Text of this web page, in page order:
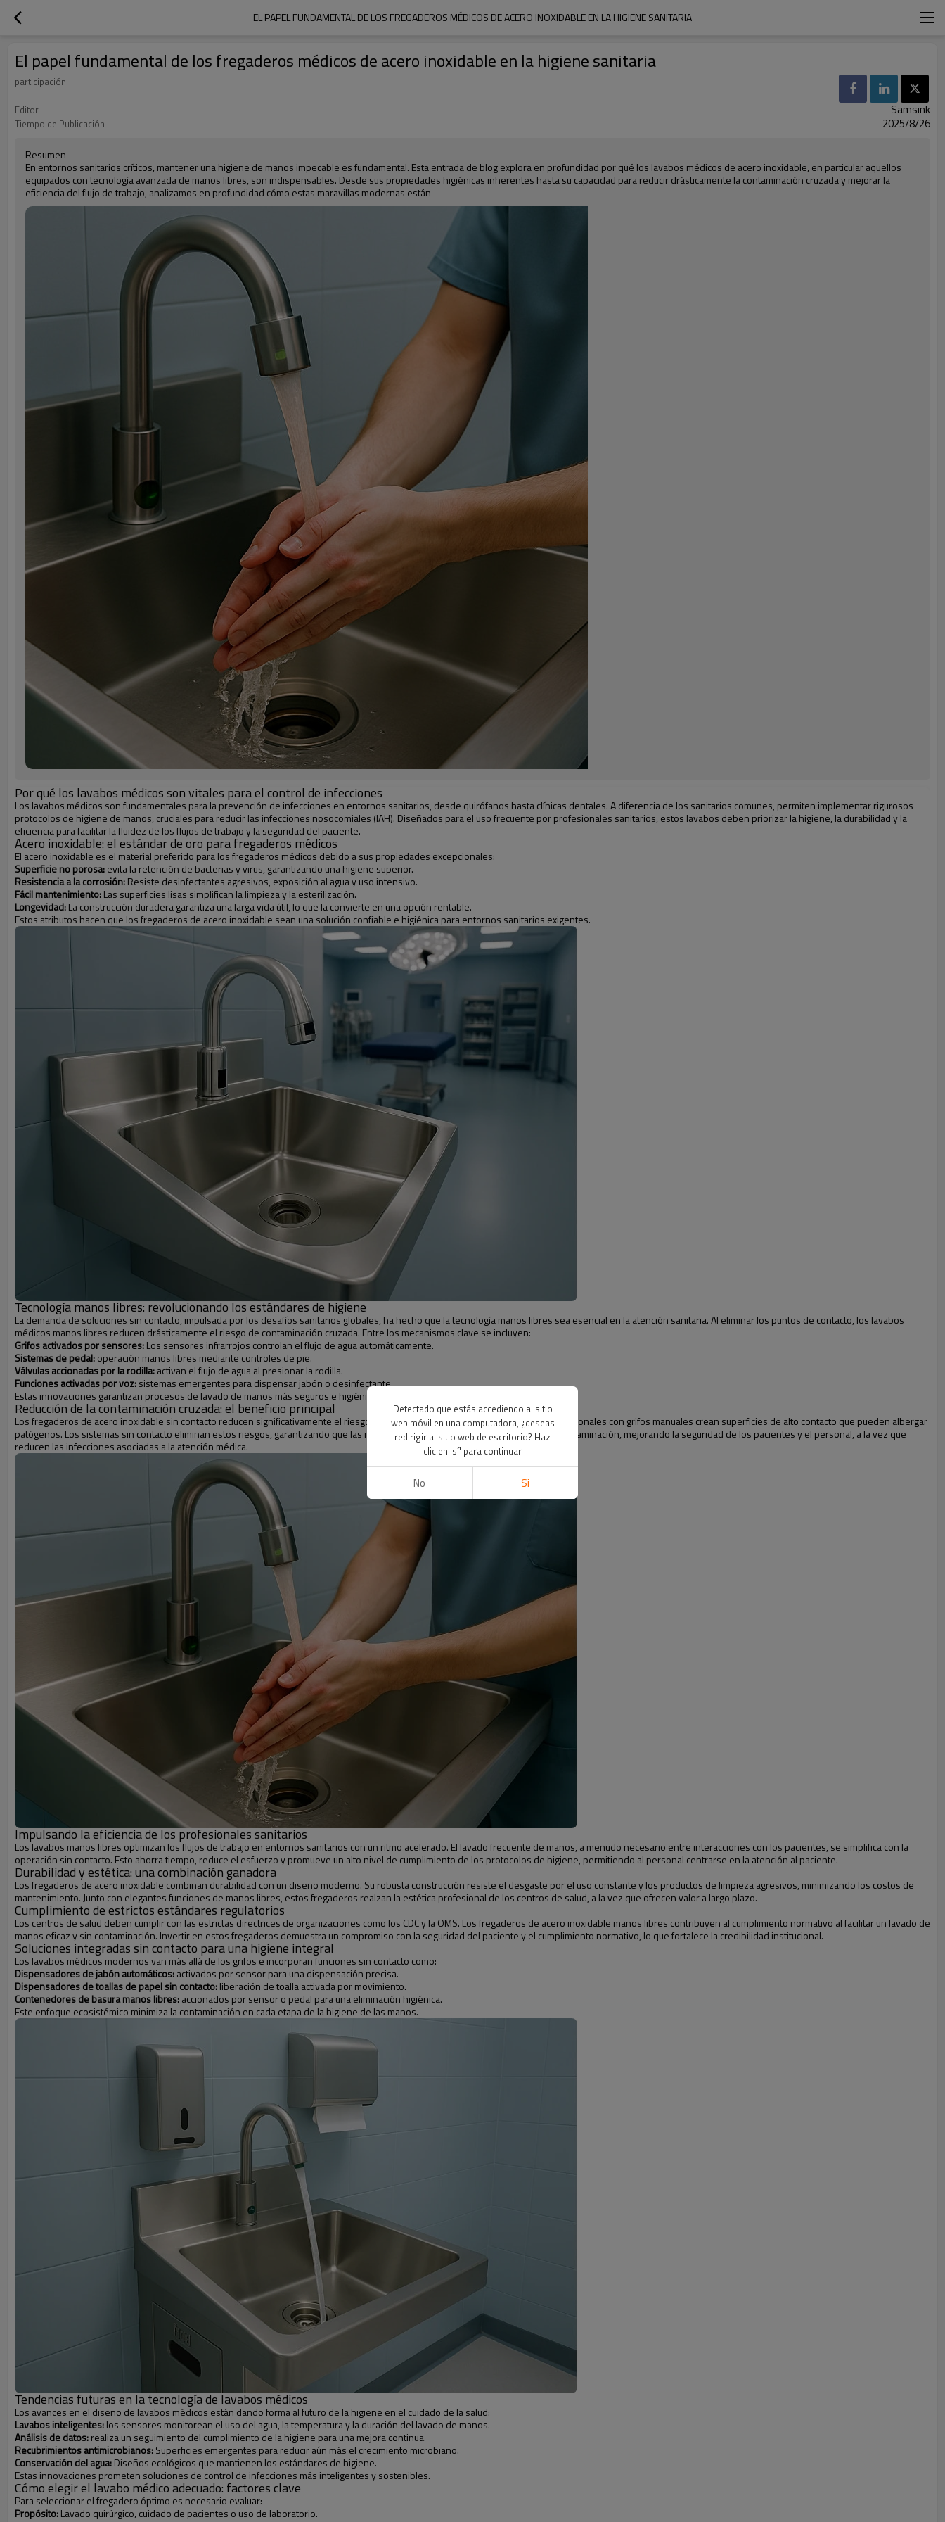
EL PAPEL FUNDAMENTAL DE LOS FREGADEROS MÉDICOS DE ACERO INOXIDABLE EN LA HIGIENE SANITARIA
El papel fundamental de los fregaderos médicos de acero inoxidable en la higiene sanitaria
participación
Editor
Samsink
Tiempo de Publicación 2025/8/26
Resumen
En entornos sanitarios críticos, mantener una higiene de manos impecable es fundamental. Esta entrada de blog explora en profundidad por qué los lavabos médicos de acero inoxidable, en particular aquellos
equipados con tecnología avanzada de manos libres, son indispensables. Desde sus propiedades higiénicas inherentes hasta su capacidad para reducir drásticamente la contaminación cruzada y mejorar la
eficiencia del flujo de trabajo, analizamos en profundidad cómo estas maravillas modernas están
Por qué los lavabos médicos son vitales para el control de infecciones
Los lavabos médicos son fundamentales para la prevención de infecciones en entornos sanitarios, desde quirófanos hasta clínicas dentales. A diferencia de los sanitarios comunes, permiten implementar rigurosos
protocolos de higiene de manos, cruciales para reducir las infecciones nosocomiales (IAH). Diseñados para el uso frecuente por profesionales sanitarios, estos lavabos deben priorizar la higiene, la durabilidad y la
eficiencia para facilitar la fluidez de los flujos de trabajo y la seguridad del paciente.
Acero inoxidable: el estándar de oro para fregaderos médicos
El acero inoxidable es el material preferido para los fregaderos médicos debido a sus propiedades excepcionales:
Superficie no porosa:evita la retención de bacterias y virus, garantizando una higiene superior.
Resistencia a la corrosión:Resiste desinfectantes agresivos, exposición al agua y uso intensivo.
Fácil mantenimiento:Las superficies lisas simplifican la limpieza y la esterilización.
Longevidad:La construcción duradera garantiza una larga vida útil, lo que la convierte en una opción rentable.
Estos atributos hacen que los fregaderos de acero inoxidable sean una solución confiable e higiénica para entornos sanitarios exigentes.
Tecnología manos libres: revolucionando los estándares de higiene
La demanda de soluciones sin contacto, impulsada por los desafíos sanitarios globales, ha hecho que la tecnología manos libres sea esencial en la atención sanitaria. Al eliminar los puntos de contacto, los lavabos
médicos manos libres reducen drásticamente el riesgo de contaminación cruzada. Entre los mecanismos clave se incluyen:
Grifos activados por sensores:Los sensores infrarrojos controlan el flujo de agua automáticamente.
Sistemas de pedal:operación manos libres mediante controles de pie.
Válvulas accionadas por la rodilla:activan el flujo de agua al presionar la rodilla.
Funciones activadas por voz:sistemas emergentes para dispensar jabón o desinfectante.
Estas innovaciones garantizan procesos de lavado de manos más seguros e higiénicos.
Reducción de la contaminación cruzada: el beneficio principal
Los fregaderos de acero inoxidable sin contacto reducen significativamente el riesgo de contaminación cruzada. Los fregaderos tradicionales con grifos manuales crean superficies de alto contacto que pueden albergar
patógenos. Los sistemas sin contacto eliminan estos riesgos, garantizando que las manos recién lavadas permanezcan libres de contaminación, mejorando la seguridad de los pacientes y el personal, a la vez que
reducen las infecciones asociadas a la atención médica.
Impulsando la eficiencia de los profesionales sanitarios
Los lavabos manos libres optimizan los flujos de trabajo en entornos sanitarios con un ritmo acelerado. El lavado frecuente de manos, a menudo necesario entre interacciones con los pacientes, se simplifica con la
operación sin contacto. Esto ahorra tiempo, reduce el esfuerzo y promueve un alto nivel de cumplimiento de los protocolos de higiene, permitiendo al personal centrarse en la atención al paciente.
Durabilidad y estética: una combinación ganadora
Los fregaderos de acero inoxidable combinan durabilidad con un diseño moderno. Su robusta construcción resiste el desgaste por el uso constante y los productos de limpieza agresivos, minimizando los costos de
mantenimiento. Junto con elegantes funciones de manos libres, estos fregaderos realzan la estética profesional de los centros de salud, a la vez que ofrecen valor a largo plazo.
Cumplimiento de estrictos estándares regulatorios
Los centros de salud deben cumplir con las estrictas directrices de organizaciones como los CDC y la OMS. Los fregaderos de acero inoxidable manos libres contribuyen al cumplimiento normativo al facilitar un lavado de
manos eficaz y sin contaminación. Invertir en estos fregaderos demuestra un compromiso con la seguridad del paciente y el cumplimiento normativo, lo que fortalece la credibilidad institucional.
Soluciones integradas sin contacto para una higiene integral
Los lavabos médicos modernos van más allá de los grifos e incorporan funciones sin contacto como:
Dispensadores de jabón automáticos:activados por sensor para una dispensación precisa.
Dispensadores de toallas de papel sin contacto:liberación de toalla activada por movimiento.
Contenedores de basura manos libres:accionados por sensor o pedal para una eliminación higiénica.
Este enfoque ecosistémico minimiza la contaminación en cada etapa de la higiene de las manos.
Tendencias futuras en la tecnología de lavabos médicos
Los avances en el diseño de lavabos médicos están dando forma al futuro de la higiene en el cuidado de la salud:
Lavabos inteligentes:los sensores monitorean el uso del agua, la temperatura y la duración del lavado de manos.
Análisis de datos:realiza un seguimiento del cumplimiento de la higiene para una mejora continua.
Recubrimientos antimicrobianos:Superficies emergentes para reducir aún más el crecimiento microbiano.
Conservación del agua:Diseños ecológicos que mantienen los estándares de higiene.
Estas innovaciones prometen soluciones de control de infecciones más inteligentes y sostenibles.
Cómo elegir el lavabo médico adecuado: factores clave
Para seleccionar el fregadero óptimo es necesario evaluar:
Propósito:Lavado quirúrgico, cuidado de pacientes o uso de laboratorio.
Detectado que estás accediendo al sitio
web móvil en una computadora, ¿deseas
redirigir al sitio web de escritorio? Haz
clic en 'sí' para continuar
No Si